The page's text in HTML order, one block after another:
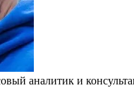
аналитик и